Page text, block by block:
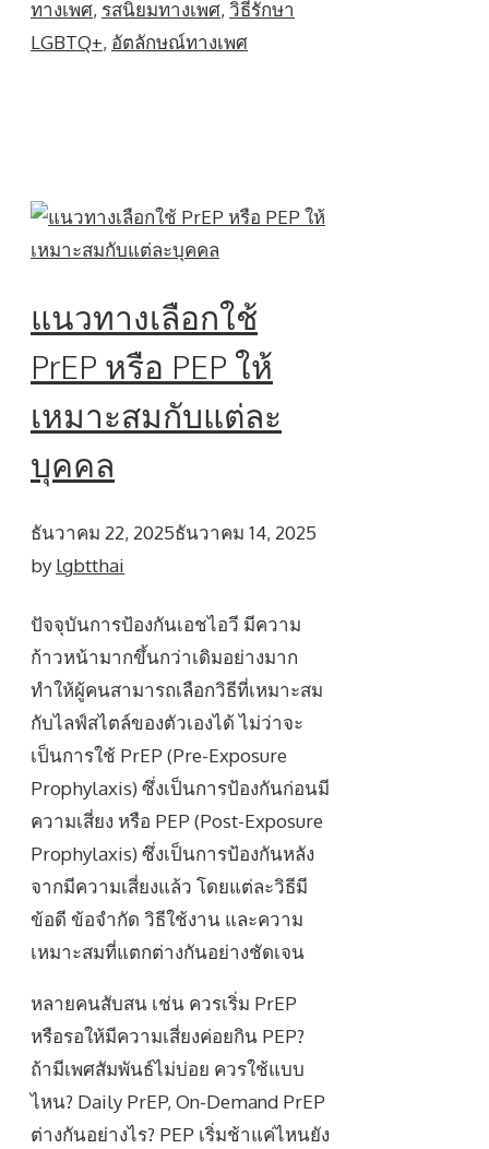
ทางเพศ, รสนิยมทางเพศ, วิธีรักษา
LGBTQ+, อัตลักษณ์ทางเพศ
แนวทางเลือกใช้
PrEP หรือ PEP ให้
เหมาะสมกับแต่ละ
บุคคล
ธันวาคม 22, 2025ธันวาคม 14, 2025
by lgbtthai
ปัจจุบันการป้องกันเอชไอวี มีความ
ก้าวหน้ามากขึ้นกว่าเดิมอย่างมาก
ทำให้ผู้คนสามารถเลือกวิธีที่เหมาะสม
กับไลฟ์สไตล์ของตัวเองได้ ไม่ว่าจะ
เป็นการใช้ PrEP (Pre-Exposure
Prophylaxis) ซึ่งเป็นการป้องกันก่อนมี
ความเสี่ยง หรือ PEP (Post-Exposure
Prophylaxis) ซึ่งเป็นการป้องกันหลัง
จากมีความเสี่ยงแล้ว โดยแต่ละวิธีมี
ข้อดี ข้อจำกัด วิธีใช้งาน และความ
เหมาะสมที่แตกต่างกันอย่างชัดเจน
หลายคนสับสน เช่น ควรเริ่ม PrEP
หรือรอให้มีความเสี่ยงค่อยกิน PEP?
ถ้ามีเพศสัมพันธ์ไม่บ่อย ควรใช้แบบ
ไหน? Daily PrEP, On-Demand PrEP
ต่างกันอย่างไร? PEP เริ่มช้าแค่ไหนยัง